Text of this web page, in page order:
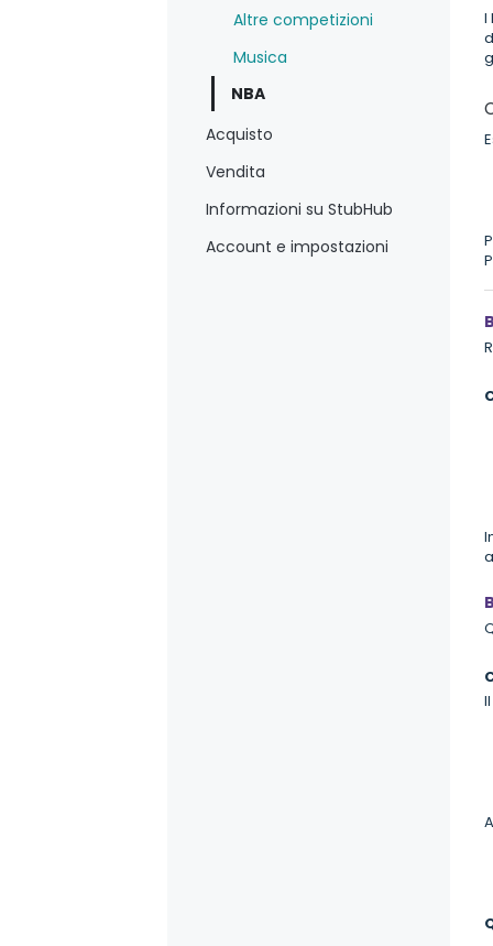
Altre competizioni
Musica
NBA
Acquisto
Vendita
Informazioni su StubHub
Account e impostazioni
I